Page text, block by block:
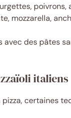
poivrons,
mozzarella,
des pâtes
italiens
pizza, certaines